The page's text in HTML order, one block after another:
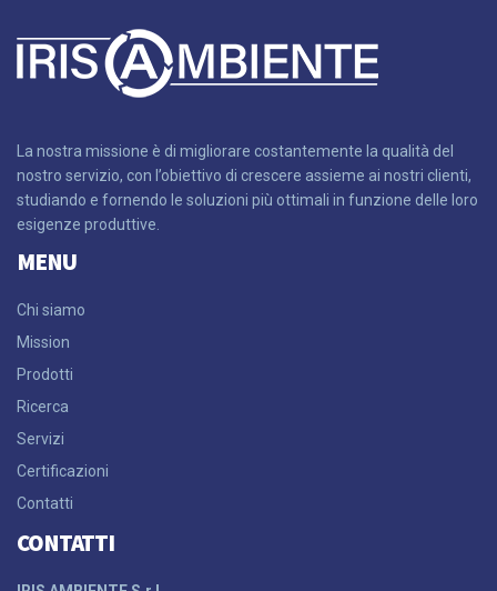
La nostra missione è di migliorare costantemente la qualità del
nostro servizio, con l’obiettivo di crescere assieme ai nostri clienti,
studiando e fornendo le soluzioni più ottimali in funzione delle loro
esigenze produttive.
MENU
Chi siamo
Mission
Prodotti
Ricerca
Servizi
Certificazioni
Contatti
CONTATTI